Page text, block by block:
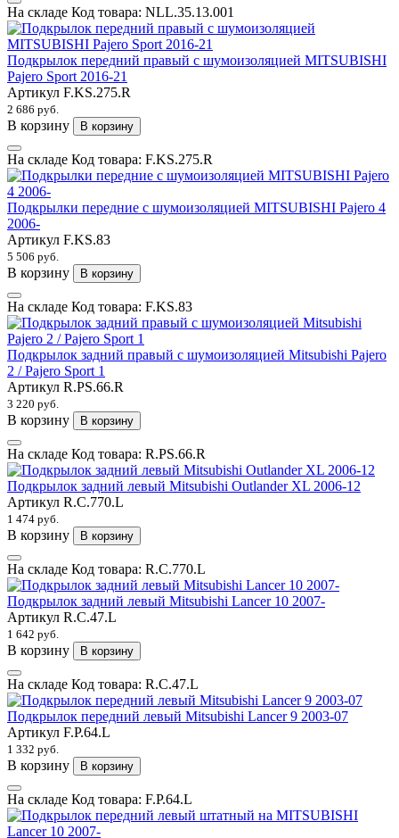
На складе Код товара: NLL.35.13.001
Подкрылок передний правый с шумоизоляцией MITSUBISHI
Pajero Sport 2016-21
Артикул F.KS.275.R
2 686 руб.
В корзину В корзину
На складе Код товара: F.KS.275.R
Подкрылки передние с шумоизоляцией MITSUBISHI Pajero 4
2006-
Артикул F.KS.83
5 506 руб.
В корзину В корзину
На складе Код товара: F.KS.83
Подкрылок задний правый с шумоизоляцией Mitsubishi Pajero
2 / Pajero Sport 1
Артикул R.PS.66.R
3 220 руб.
В корзину В корзину
На складе Код товара: R.PS.66.R
Подкрылок задний левый Mitsubishi Outlander XL 2006-12
Артикул R.C.770.L
1 474 руб.
В корзину В корзину
На складе Код товара: R.C.770.L
Подкрылок задний левый Mitsubishi Lancer 10 2007-
Артикул R.C.47.L
1 642 руб.
В корзину В корзину
На складе Код товара: R.C.47.L
Подкрылок передний левый Mitsubishi Lancer 9 2003-07
Артикул F.P.64.L
1 332 руб.
В корзину В корзину
На складе Код товара: F.P.64.L